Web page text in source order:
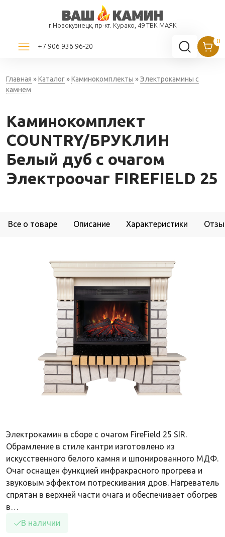
г.Новокузнецк, пр-кт. Курако, 49 ТВК МАЯК
+7 906 936 96-20
Главная »Каталог»Каминокомплекты »Электрокамины с
камнем
Каминокомплект
COUNTRY/БРУКЛИН
Белый дуб с очагом
Электроочаг FIREFIELD 25
Все о товаре Описание Характеристики
Электрокамин в сборе с очагом FireField 25 SIR.
Обрамление в стиле кантри изготовлено из
искусственного белого камня и шпонированного МДФ.
Очаг оснащен функцией инфракрасного прогрева и
звуковым эффектом потрескивания дров. Нагреватель
спрятан в верхней части очага и обеспечивает обогрев
в…
В наличии